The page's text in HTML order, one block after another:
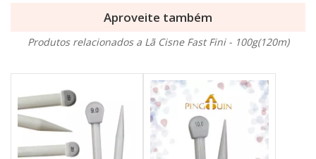
Aproveite também
Produtos relacionados a Lã Cisne Fast Fini - 100g(120m)